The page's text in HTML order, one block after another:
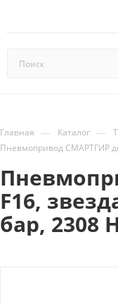
Главная — Каталог —
Пневмопривод СМАРТГИР
F16,
бар, 2308